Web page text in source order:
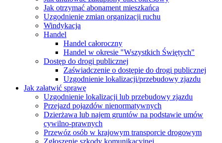
Jak otrzymać abonament mieszkańca
Uzgodnienie zmian organizacji ruchu
Windykacja
Handel
Handel całoroczny
Handel w okresie "Wszystkich Świętych"
Dostęp do drogi publicznej
Zaświadczenie o dostępie do drogi publicznej
Uzgodnienie lokalizacji/przebudowy zjazdu
Jak załatwić sprawę
Uzgodnienie lokalizacji lub przebudowy zjazdu
Przejazd pojazdów nienormatywnych
Dzierżawa lub najem gruntów na podstawie umów
cywilno-prawnych
Przewóz osób w krajowym transporcie drogowym
Zgłoszenie szkody komunikacyjnej